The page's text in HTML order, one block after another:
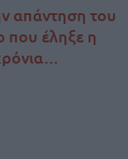
απάντηση του
που έληξε η